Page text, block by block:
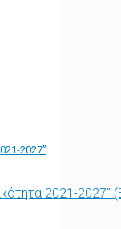
2027”
2021-